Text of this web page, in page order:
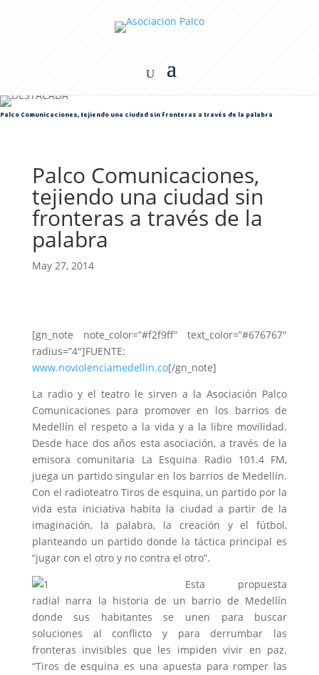
Palco Comunicaciones, tejiendo una ciudad sin fronteras a través de la palabra
Palco Comunicaciones,
tejiendo una ciudad sin
fronteras a través de la
palabra
May 27, 2014
[gn_note note_color=”#f2f9ff” text_color=”#676767″
radius=”4″]FUENTE:
www.noviolenciamedellin.co[/gn_note]
La radio y el teatro le sirven a la Asociación Palco
Comunicaciones para promover en los barrios de
Medellín el respeto a la vida y a la libre movilidad.
Desde hace dos años esta asociación, a través de la
emisora comunitaria La Esquina Radio 101.4 FM,
juega un partido singular en los barrios de Medellín.
Con el radioteatro Tiros de esquina, un partido por la
vida esta iniciativa habita la ciudad a partir de la
imaginación, la palabra, la creación y el fútbol,
planteando un partido donde la táctica principal es
“jugar con el otro y no contra el otro”.
Esta propuesta
radial narra la historia de un barrio de Medellín
donde sus habitantes se unen para buscar
soluciones al conflicto y para derrumbar las
fronteras invisibles que les impiden vivir en paz.
“Tiros de esquina es una apuesta para romper las